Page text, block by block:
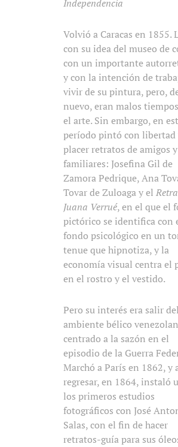
Independencia
Volvió a Caracas en 1855.
con su idea del museo de
con un importante
y con la intención de
vivir de su pintura, pero,
nuevo, eran malos
el arte. Sin embargo, en
período pintó con libertad
placer retratos de amigos y
familiares: Josefina Gil de
Zamora Pedrique, Ana
Tovar de Zuloaga y el
Juana Verrué, en el que el
pictórico se identifica con
fondo psicológico en un
tenue que hipnotiza, y la
economía visual centra el
en el rostro y el vestido.
Pero su interés era salir del
ambiente bélico
centrado a la sazón en el
episodio de la Guerra
Marchó a París en 1862, y
regresar, en 1864, instaló
los primeros estudios
fotográficos con José
Salas, con el fin de hacer
retratos-guía para sus